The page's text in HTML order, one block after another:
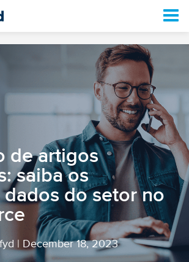
de artigos
saiba os
do setor no
December 18, 2023